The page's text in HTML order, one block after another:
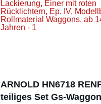
ARNOLD HN6718
teiliges Set Gs-